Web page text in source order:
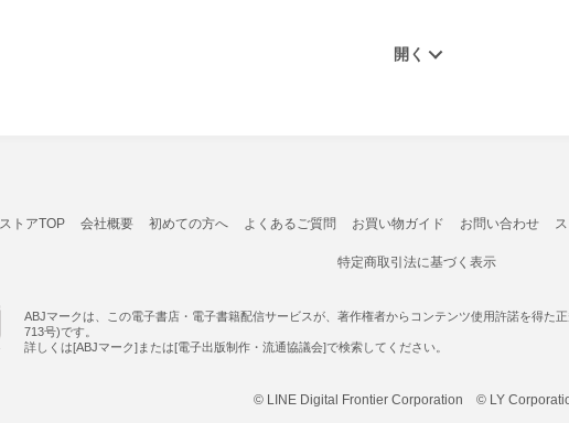
ストアTOP 会社概要 初めての方へ よくあるご質問 お買い物ガイド お問い合わせ
特定商取引法に基づく表示
ABJマークは、この電子書店・電子書籍配信サービスが、著作権者からコンテンツ使用許諾を得た
713号)です。
詳しくは[ABJマーク]または[電子出版制作・流通協議会]で検索してください。
© LINE Digital Frontier Corporation © LY